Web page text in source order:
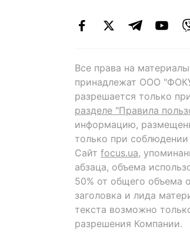
Все права на
принадлежат ООО
разрешается только
разделе "Правила
информацию,
только при
Сайт focus.ua,
абзаца, объема
50% от общего объема
заголовка и лида
текста возможно
разрешения Компании.